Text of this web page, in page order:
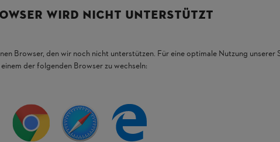
WIRD NICHT UNTERSTÜTZT
Browser, den wir noch nicht unterstützen. Für eine optimale Nutzung unserer
der folgenden Browser zu wechseln: